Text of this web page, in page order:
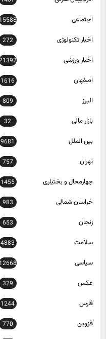
اجتماعی 15588
اخبار تکنولوژی 272
اخبار ورزشی 21392
اصفهان 1616
البرز 809
بازار مالی 32
بین الملل 9681
تهران 757
چهارمحال و بختیاری 1455
خراسان شمالی 983
زنجان 653
سلامت 4883
سیاسی 12668
عکس 329
فارس 1244
قزوین 770
کاریکاتور 452